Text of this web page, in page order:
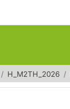
H_M2TH_2026